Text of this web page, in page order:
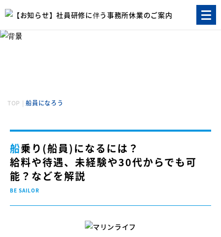
TOP |船員になろう
船乗り(船員)になるには？
給料や待遇、未経験や30代からでも可
能？などを解説
BE SAILOR